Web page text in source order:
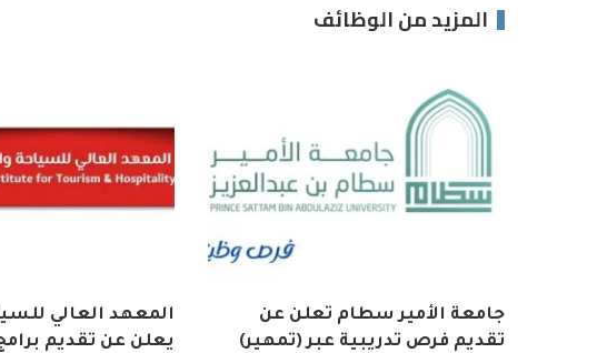
المزيد من الوظائف
جامعة الأمير سطام تعلن عن
تقديم فرص تدريبية عبر (تمهير)
المعهد العالي
يعلن عن تقديم